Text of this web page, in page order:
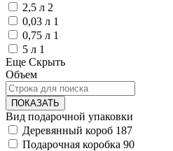
2,5 л 2
0,03 л 1
0,75 л 1
5 л 1
Еще Скрыть
Объем
ПОКАЗАТЬ
Вид подарочной упаковки
Деревянный короб 187
Подарочная коробка 90